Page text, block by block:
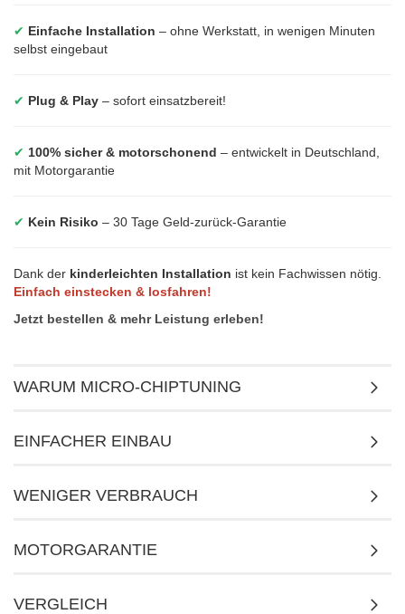
✔ Einfache Installation – ohne Werkstatt, in wenigen Minuten
selbst eingebaut
✔ Plug & Play – sofort einsatzbereit!
✔ 100% sicher & motorschonend – entwickelt in Deutschland,
mit Motorgarantie
✔ Kein Risiko – 30 Tage Geld-zurück-Garantie
Dank der kinderleichten Installation ist kein Fachwissen nötig.
Einfach einstecken & losfahren!
Jetzt bestellen & mehr Leistung erleben!
WARUM MICRO-CHIPTUNING
EINFACHER EINBAU
WENIGER VERBRAUCH
MOTORGARANTIE
VERGLEICH